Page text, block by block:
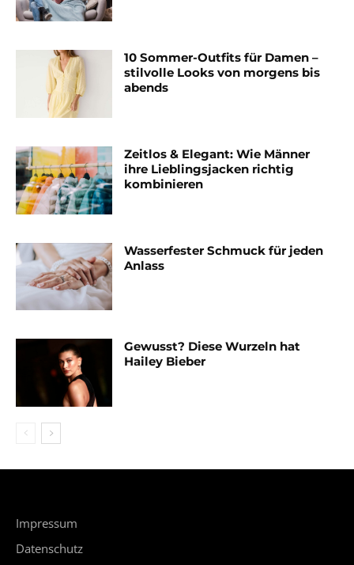
10 Sommer-Outfits für Damen –
stilvolle Looks von morgens bis
abends
Zeitlos & Elegant: Wie Männer
ihre Lieblingsjacken richtig
kombinieren
Wasserfester Schmuck für jeden
Anlass
Gewusst? Diese Wurzeln hat
Hailey Bieber
Impressum
Datenschutz